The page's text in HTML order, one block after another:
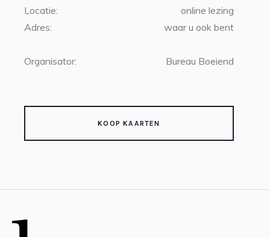
Locatie:
online lezing
Adres:
waar u ook bent
Organisator: Bureau Boeiend
KOOP KAARTEN